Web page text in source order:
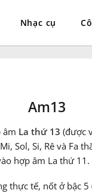
Nhạc cụ
Am13
âm La thứ 13 (được
Sol, Si, Rê và Fa
hợp âm La thứ 11.
thực tế, nốt ở bậc